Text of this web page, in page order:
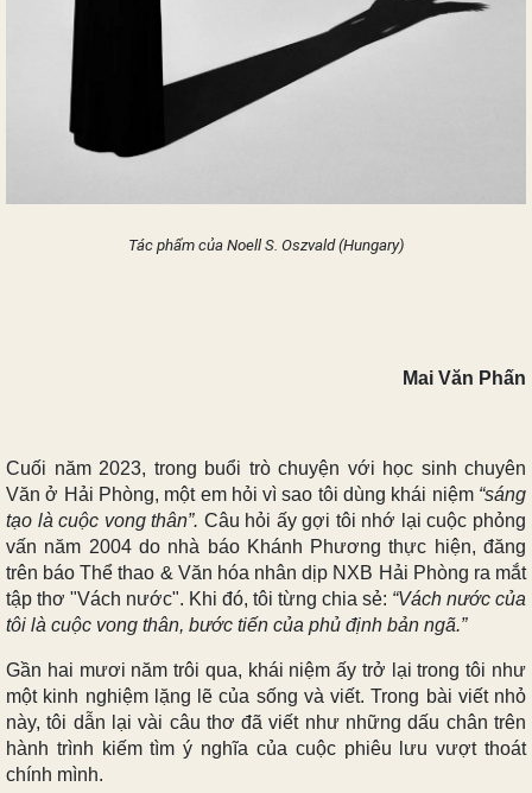
Tác phẩm của Noell S. Oszvald (Hungary)
Mai Văn Phấn
Cuối năm 2023, trong buổi trò chuyện với học sinh chuyên
Văn ở Hải Phòng, một em hỏi vì sao tôi dùng khái niệm “sáng
tạo là cuộc vong thân”. Câu hỏi ấy gợi tôi nhớ lại cuộc phỏng
vấn năm 2004 do nhà báo Khánh Phương thực hiện, đăng
trên báo Thể thao & Văn hóa nhân dịp NXB Hải Phòng ra mắt
tập thơ "Vách nước". Khi đó, tôi từng chia sẻ: “Vách nước của
tôi là cuộc vong thân, bước tiến của phủ định bản ngã.”
Gần hai mươi năm trôi qua, khái niệm ấy trở lại trong tôi như
một kinh nghiệm lặng lẽ của sống và viết. Trong bài viết nhỏ
này, tôi dẫn lại vài câu thơ đã viết như những dấu chân trên
hành trình kiếm tìm ý nghĩa của cuộc phiêu lưu vượt thoát
chính mình.